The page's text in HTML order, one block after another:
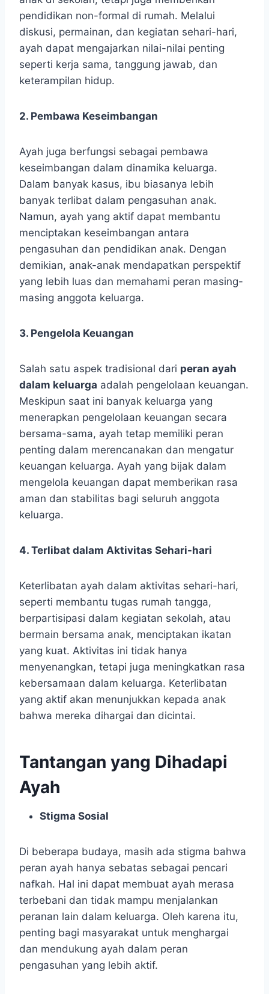
pendidikan non-formal di rumah. Melalui
diskusi, permainan, dan kegiatan sehari-hari,
ayah dapat mengajarkan nilai-nilai penting
seperti kerja sama, tanggung jawab, dan
keterampilan hidup.
2. Pembawa Keseimbangan
Ayah juga berfungsi sebagai pembawa
keseimbangan dalam dinamika keluarga.
Dalam banyak kasus, ibu biasanya lebih
banyak terlibat dalam pengasuhan anak.
Namun, ayah yang aktif dapat membantu
menciptakan keseimbangan antara
pengasuhan dan pendidikan anak. Dengan
demikian, anak-anak mendapatkan perspektif
yang lebih luas dan memahami peran masing-
masing anggota keluarga.
3. Pengelola Keuangan
Salah satu aspek tradisional dari peran ayah
dalam keluarga adalah pengelolaan keuangan.
Meskipun saat ini banyak keluarga yang
menerapkan pengelolaan keuangan secara
bersama-sama, ayah tetap memiliki peran
penting dalam merencanakan dan mengatur
keuangan keluarga. Ayah yang bijak dalam
mengelola keuangan dapat memberikan rasa
aman dan stabilitas bagi seluruh anggota
keluarga.
4. Terlibat dalam Aktivitas Sehari-hari
Keterlibatan ayah dalam aktivitas sehari-hari,
seperti membantu tugas rumah tangga,
berpartisipasi dalam kegiatan sekolah, atau
bermain bersama anak, menciptakan ikatan
yang kuat. Aktivitas ini tidak hanya
menyenangkan, tetapi juga meningkatkan rasa
kebersamaan dalam keluarga. Keterlibatan
yang aktif akan menunjukkan kepada anak
bahwa mereka dihargai dan dicintai.
Tantangan yang Dihadapi
Ayah
Stigma Sosial
Di beberapa budaya, masih ada stigma bahwa
peran ayah hanya sebatas sebagai pencari
nafkah. Hal ini dapat membuat ayah merasa
terbebani dan tidak mampu menjalankan
peranan lain dalam keluarga. Oleh karena itu,
penting bagi masyarakat untuk menghargai
dan mendukung ayah dalam peran
pengasuhan yang lebih aktif.